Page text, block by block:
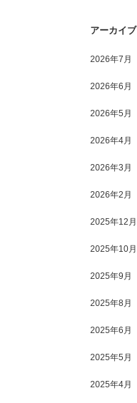
森園知生の著作一覧アーカイブ
2026年7月
2026年6月
2026年5月
2026年4月
2026年3月
2026年2月
2025年12月
2025年10月
2025年9月
2025年8月
2025年6月
2025年5月
2025年4月